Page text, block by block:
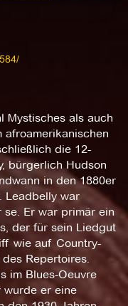
Mystisches als auch
afroamerikanischen
die 12-
bürgerlich Hudson
in den 1880er
Leadbelly war
Er war primär ein
der für sein Liedgut
wie auf Country-
Repertoires.
im Blues-Oeuvre
wurde er eine